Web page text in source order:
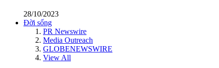
28/10/2023
Đời sống
PR Newswire
Media Outreach
GLOBENEWSWIRE
View All